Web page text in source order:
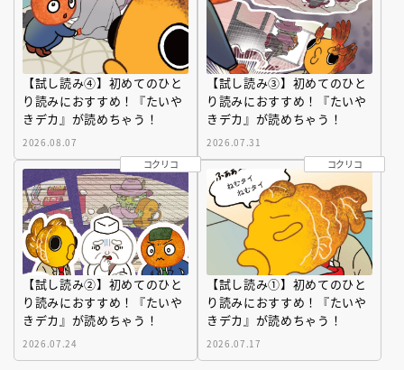
【試し読み④】初めてのひと
り読みにおすすめ！『たいや
きデカ』が読めちゃう！
2026.08.07
【試し読み③】初めてのひと
り読みにおすすめ！『たいや
きデカ』が読めちゃう！
2026.07.31
コクリコ
【試し読み②】初めてのひと
り読みにおすすめ！『たいや
きデカ』が読めちゃう！
2026.07.24
コクリコ
【試し読み①】初めてのひと
り読みにおすすめ！『たいや
きデカ』が読めちゃう！
2026.07.17